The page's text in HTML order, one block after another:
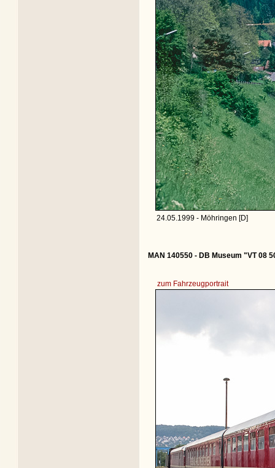
24.05.1999 - Möhringen [D]
MAN 140550 - DB Museum "VT 08
zum Fahrzeugportrait